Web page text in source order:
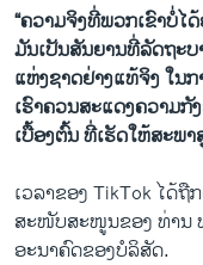
“ຄວາມຈິງທີ່ພວກເຂົາບໍ່ໄ
ມັນເປັນສັນຍານທີ່ລັດຖະ
ແຫ່ງຊາດຢ່າງແທ້ຈິງ ໃນ
ເຮົາຄວນສະແດງຄວາມກັ
ເບື້ອງຕົ້ນ ທີ່ເຮັດໃຫ້ສະພ
ເວລາຂອງ TikTok ໄດ້
ສະໜັບສະໜູນຂອງ ທ່ານ
ອະນາຄົດຂອງບໍລິສັດ.